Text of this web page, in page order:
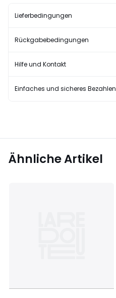
Lieferbedingungen
Rückgabebedingungen
Hilfe und Kontakt
Einfaches und sicheres Bezahlen
Ähnliche Artikel